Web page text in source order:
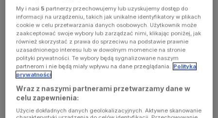
occurred
(see the
browser
console for
more
My i nasi5 partnerzy przechowujemy lub uzyskujemy dostęp do
informacji na urządzeniu, takich jak unikalne identyfikatory w plikach
cookie w celu przetwarzania danych osobowych. Użytkownik może
zaakceptować swoje wybory lub zarządzać nimi, klikając poniżej, jak
również skorzystać z prawa do sprzeciwu na podstawie prawnie
uzasadnionego interesu lub w dowolnym momencie na stronie
polityki prywatności. Te wybory będą sygnalizowane naszym
partnerom i nie będą miały wpływu na dane przeglądania. Polityka
prywatności
Wraz z naszymi partnerami przetwarzamy dane w
celu zapewnienia:
Użycie dokładnych danych geolokalizacyjnych. Aktywne skanowanie